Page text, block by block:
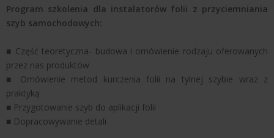
Program szkolenia dla instalatorów folii z przyciemniania
szyb samochodowych:
■ Część teoretyczna- budowa i omówienie rodzaju oferowanych
przez nas produktów
■ Omówienie metod kurczenia folii na tylnej szybie wraz z
praktyką
■ Przygotowanie szyb do aplikacji folii
■ Dopracowywanie detali